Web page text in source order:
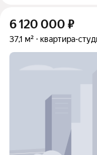
6 120 000 ₽
37,1 м² квартира-